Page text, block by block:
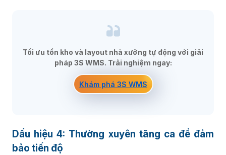
Tối ưu tồn kho và layout nhà xưởng tự động với giải
pháp 3S WMS. Trải nghiệm ngay:
Khám phá 3S WMS
Dấu hiệu 4: Thường xuyên tăng ca để đảm
bảo tiến độ